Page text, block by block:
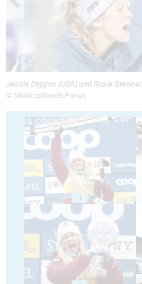
Jessie Diggins (USA) und Rosie
© Modica/NordicFocus
1